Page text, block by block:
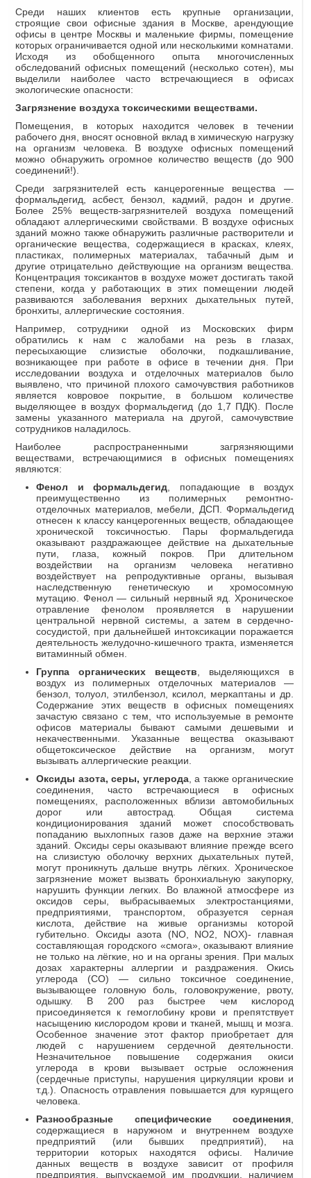
Среди наших клиентов есть крупные организации,
строящие свои офисные здания в Москве, арендующие
офисы в центре Москвы и маленькие фирмы, помещение
которых ограничивается одной или несколькими комнатами.
Исходя из обобщенного опыта многочисленных
обследований офисных помещений (несколько сотен), мы
выделили наиболее часто встречающиеся в офисах
экологические опасности:
Загрязнение воздуха токсическими веществами.
Помещения, в которых находится человек в течении
рабочего дня, вносят основной вклад в химическую нагрузку
на организм человека. В воздухе офисных помещений
можно обнаружить огромное количество веществ (до 900
соединений!).
Среди загрязнителей есть канцерогенные вещества —
формальдегид, асбест, бензол, кадмий, радон и другие.
Более 25% веществ-загрязнителей воздуха помещений
обладают аллергическими свойствами. В воздухе офисных
зданий можно также обнаружить различные растворители и
органические вещества, содержащиеся в красках, клеях,
пластиках, полимерных материалах, табачный дым и
другие отрицательно действующие на организм вещества.
Концентрация токсикантов в воздухе может достигать такой
степени, когда у работающих в этих помещении людей
развиваются заболевания верхних дыхательных путей,
бронхиты, аллергические состояния.
Например, сотрудники одной из Московских фирм
обратились к нам с жалобами на резь в глазах,
пересыхающие слизистые оболочки, подкашливание,
возникающее при работе в офисе в течении дня. При
исследовании воздуха и отделочных материалов было
выявлено, что причиной плохого самочувствия работников
является ковровое покрытие, в большом количестве
выделяющее в воздух формальдегид (до 1,7 ПДК). После
замены указанного материала на другой, самочувствие
сотрудников наладилось.
Наиболее распространенными загрязняющими
веществами, встречающимися в офисных помещениях
являются:
Фенол и формальдегид , попадающие в воздух
преимущественно из полимерных ремонтно-
отделочных материалов, мебели, ДСП. Формальдегид
отнесен к классу канцерогенных веществ, обладающее
хронической токсичностью. Пары формальдегида
оказывают раздражающее действие на дыхательные
пути, глаза, кожный покров. При длительном
воздействии на организм человека негативно
воздействует на репродуктивные органы, вызывая
наследственную генетическую и хромосомную
мутацию. Фенол — сильный нервный яд. Хроническое
отравление фенолом проявляется в нарушении
центральной нервной системы, а затем в сердечно-
сосудистой, при дальнейшей интоксикации поражается
деятельность желудочно-кишечного тракта, изменяется
витаминный обмен.
Группа органических веществ , выделяющихся в
воздух из полимерных отделочных материалов —
бензол, толуол, этилбензол, ксилол, меркаптаны и др.
Содержание этих веществ в офисных помещениях
зачастую связано с тем, что используемые в ремонте
офисов материалы бывают самыми дешевыми и
некачественными. Указанные вещества оказывают
общетоксическое действие на организм, могут
вызывать аллергические реакции.
Оксиды азота, серы, углерода, а также органические
соединения, часто встречающиеся в офисных
помещениях, расположенных вблизи автомобильных
дорог или автострад. Общая система
кондиционирования зданий может способствовать
попаданию выхлопных газов даже на верхние этажи
зданий. Оксиды серы оказывают влияние прежде всего
на слизистую оболочку верхних дыхательных путей,
могут проникнуть дальше внутрь лёгких. Хроническое
загрязнение может вызвать бронхиальную закупорку,
нарушить функции легких. Во влажной атмосфере из
оксидов серы, выбрасываемых электростанциями,
предприятиями, транспортом, образуется серная
кислота, действие на живые организмы которой
губительно. Оксиды азота (NO, NO2, NOХ)- главная
составляющая городского «смога», оказывают влияние
не только на лёгкие, но и на органы зрения. При малых
дозах характерны аллергии и раздражения. Окись
углерода (СО) — сильно токсичное соединение,
вызывающее головную боль, головокружение, рвоту,
одышку. В 200 раз быстрее чем кислород
присоединяется к гемоглобину крови и препятствует
насыщению кислородом крови и тканей, мышц и мозга.
Особенное значение этот фактор приобретает для
людей с нарушением сердечной деятельности.
Незначительное повышение содержания окиси
углерода в крови вызывает острые осложнения
(сердечные приступы, нарушения циркуляции крови и
т.д.). Опасность отравления повышается для курящего
человека.
Разнообразные специфические соединения
содержащиеся в наружном и внутреннем воздухе
предприятий (или бывших предприятий), на
территории которых находятся офисы. Наличие
данных веществ в воздухе зависит от профиля
предприятия, выпускаемой им продукции, наличием